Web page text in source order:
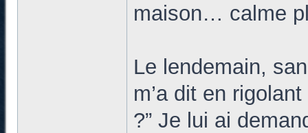
maison… calme
Le lendemain,
m’a dit en
?” Je lui ai